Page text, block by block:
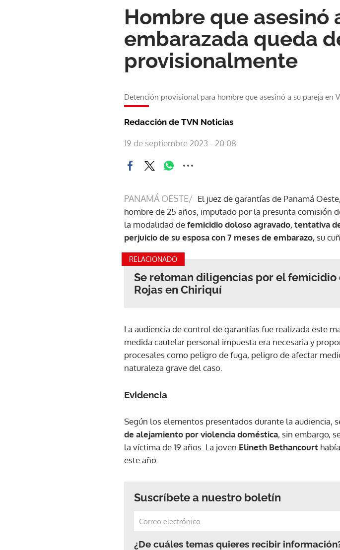
Hombre que asesinó
embarazada queda
provisionalmente
Detención provisional para hombre que asesinó a su pareja en
Redacción de TVN Noticias
19 de septiembre 2023 - 20:08
PANAMÁ OESTE/ El juez de garantías de Panamá
hombre de 25 años, imputado por la presunta comisión
la modalidad defemicidio doloso agravado, tentativa
perjuicio de su esposa con 7 meses de embarazo, su
RELACIONADO
Se retoman diligencias por el femicidio
Rojas en Chiriquí
La audiencia de control de garantías fue realizada este
medida cautelar personal impuesta era necesaria y
procesales como peligro de fuga, peligro de afectar
naturaleza grave del caso.
Evidencia
Según los elementos presentados durante la audiencia,
de alejamiento por violencia doméstica, sin embargo,
la víctima de 19 años. La joven Elineth Bethancourt
este año.
Suscríbete a nuestro boletín
¿De cuáles temas quieres recibir